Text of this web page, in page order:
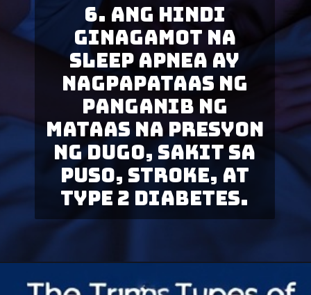
6. Ang hindi
ginagamot na
sleep apnea ay
nagpapataas ng
panganib ng
mataas na presyon
ng dugo, sakit sa
puso, stroke, at
type 2 diabetes.